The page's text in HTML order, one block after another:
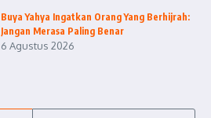
Buya Yahya Ingatkan Orang Yang Berhijrah:
Jangan Merasa Paling Benar
6 Agustus 2026